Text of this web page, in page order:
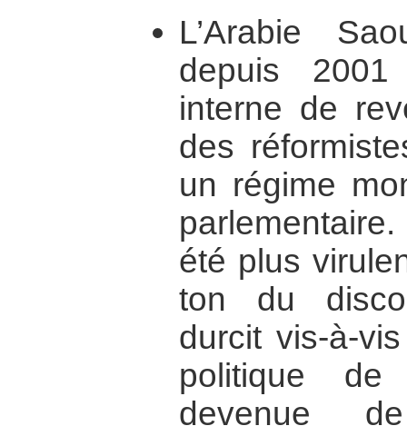
L’Arabie
depuis
interne de
des
un régime
été plus
ton du
durcit vis-à-
politique
devenue